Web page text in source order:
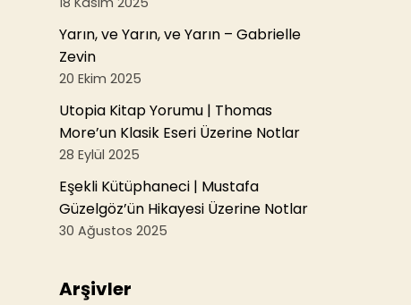
Yarın, ve Yarın, ve Yarın – Gabrielle
Zevin
20 Ekim 2025
Utopia Kitap Yorumu | Thomas
More’un Klasik Eseri Üzerine Notlar
28 Eylül 2025
Eşekli Kütüphaneci | Mustafa
Güzelgöz’ün Hikayesi Üzerine Notlar
30 Ağustos 2025
Arşivler